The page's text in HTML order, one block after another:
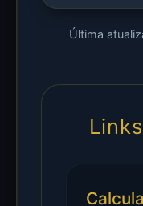
matrizes e
Última